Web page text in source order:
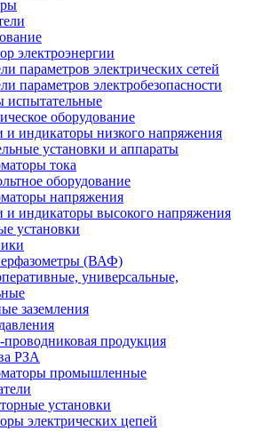
электроэнергии
параметров электрических сетей
параметров электробезопасности
испытательные
оборудование
и индикаторы низкого напряжения
установки и аппараты
тока
оборудование
напряжения
и индикаторы высокого напряжения
установки
(ВАФ)
универсальные,
заземления
проводниковая продукция
РЗА
промышленные
установки
электрических цепей